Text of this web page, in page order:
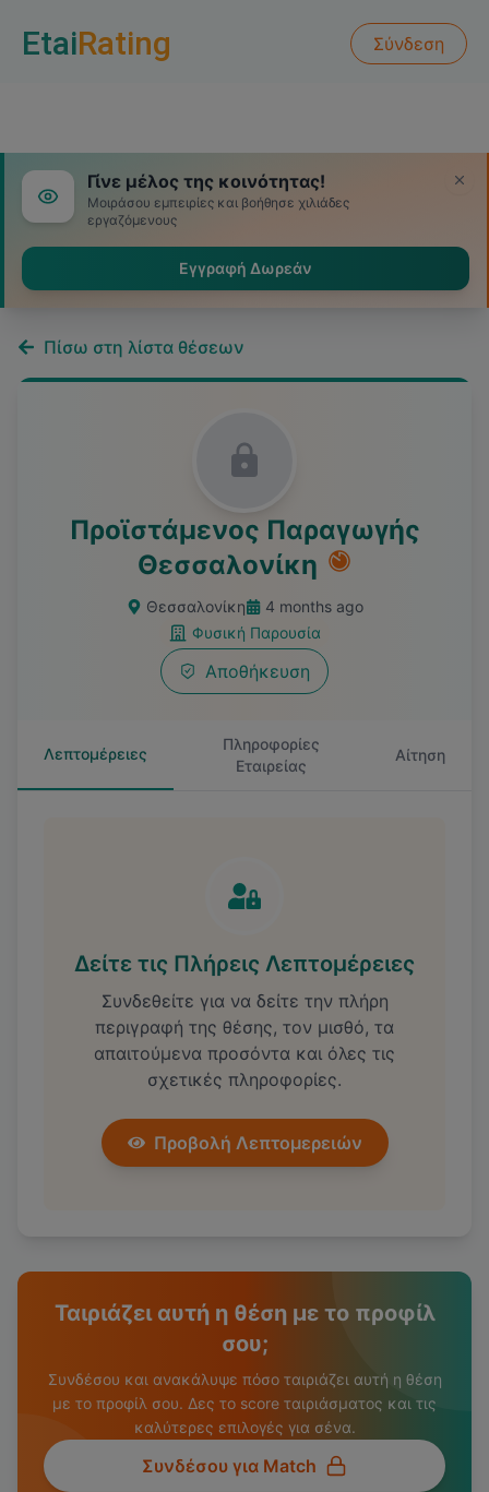
EtaiRating Σύνδεση
Γίνε μέλος της κοινότητας!
Μοιράσου εμπειρίες και βοήθησε χιλιάδες
εργαζόμενους
Εγγραφή Δωρεάν
Πίσω στη λίστα θέσεων
Προϊστάμενος Παραγωγής
Θεσσαλονίκη
Θεσσαλονίκη
4 months ago
Φυσική Παρουσία
Αποθήκευση
Λεπτομέρειες
Πληροφορίες
Εταιρείας
Αίτηση
Δείτε τις Πλήρεις Λεπτομέρειες
Συνδεθείτε για να δείτε την πλήρη
περιγραφή της θέσης, τον μισθό, τα
απαιτούμενα προσόντα και όλες τις
σχετικές πληροφορίες.
Προβολή Λεπτομερειών
Ταιριάζει αυτή η θέση με το προφίλ
σου;
Συνδέσου και ανακάλυψε πόσο ταιριάζει αυτή η θέση
με το προφίλ σου. Δες το score ταιριάσματος και τις
καλύτερες επιλογές για σένα.
Συνδέσου για Match